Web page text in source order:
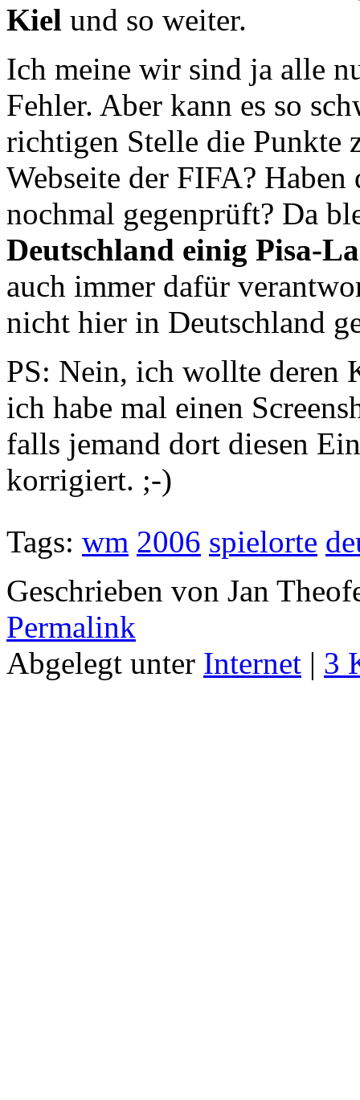
Kiel und so weiter.
Ich meine wir sind ja alle
Fehler. Aber kann es so
richtigen Stelle die Punkte
Webseite der FIFA?
nochmal gegenprüft? Da
Deutschland einig Pisa-
auch immer dafür
nicht hier in Deutschland
PS: Nein, ich wollte deren
ich habe mal einen
falls jemand dort diesen
korrigiert. ;-)
Tags: wm 2006 spielorte
Geschrieben von Jan
Permalink
Abgelegt unter Internet | 3